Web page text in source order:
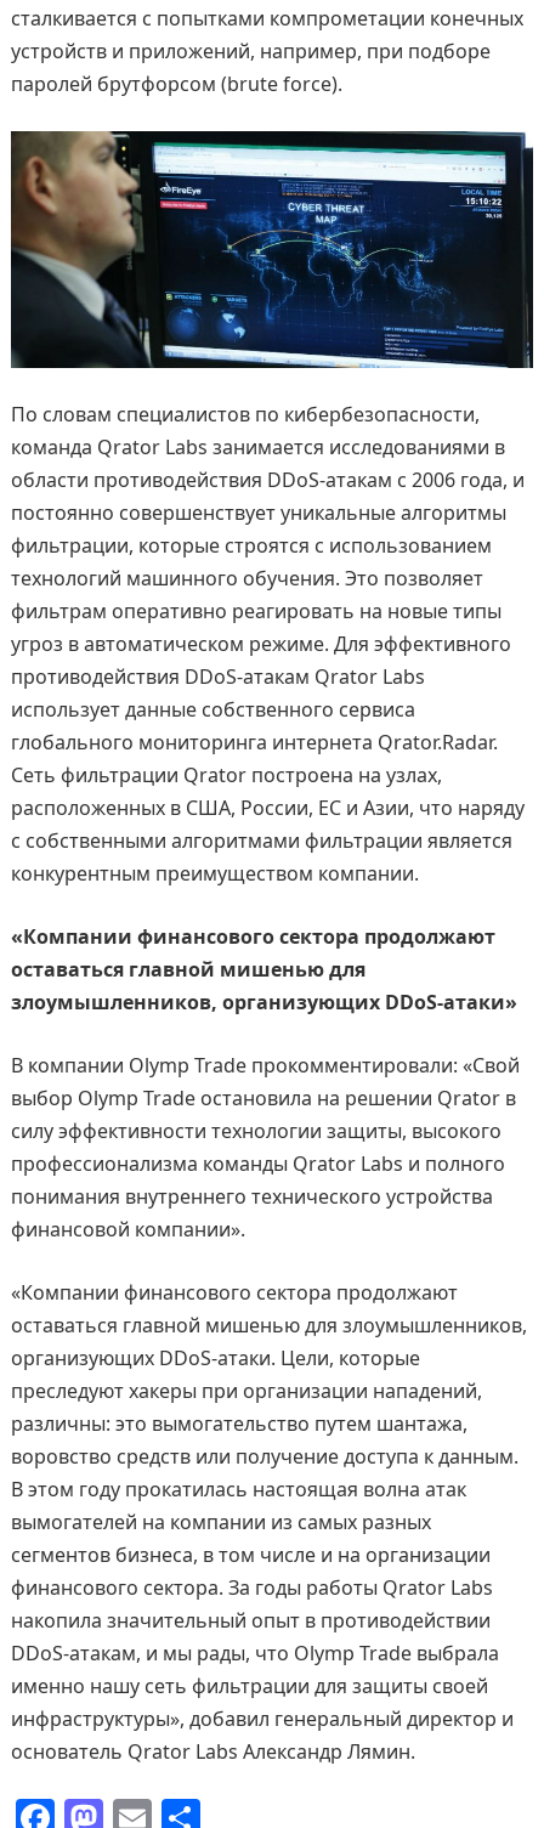
сталкивается с попытками компрометации конечных
устройств и приложений, например, при подборе
паролей брутфорсом (brute force).
По словам специалистов по кибербезопасности,
команда Qrator Labs занимается исследованиями в
области противодействия DDoS-атакам с 2006 года, и
постоянно совершенствует уникальные алгоритмы
фильтрации, которые строятся с использованием
технологий машинного обучения. Это позволяет
фильтрам оперативно реагировать на новые типы
угроз в автоматическом режиме. Для эффективного
противодействия DDoS-атакам Qrator Labs
использует данные собственного сервиса
глобального мониторинга интернета Qrator.Radar.
Сеть фильтрации Qrator построена на узлах,
расположенных в США, России, ЕС и Азии, что наряду
с собственными алгоритмами фильтрации является
конкурентным преимуществом компании.
«Компании финансового сектора продолжают
оставаться главной мишенью для
злоумышленников, организующих DDoS-атаки»
В компании Olymp Trade прокомментировали: «Свой
выбор Olymp Trade остановила на решении Qrator в
силу эффективности технологии защиты, высокого
профессионализма команды Qrator Labs и полного
понимания внутреннего технического устройства
финансовой компании».
«Компании финансового сектора продолжают
оставаться главной мишенью для злоумышленников,
организующих DDoS-атаки. Цели, которые
преследуют хакеры при организации нападений,
различны: это вымогательство путем шантажа,
воровство средств или получение доступа к данным.
В этом году прокатилась настоящая волна атак
вымогателей на компании из самых разных
сегментов бизнеса, в том числе и на организации
финансового сектора. За годы работы Qrator Labs
накопила значительный опыт в противодействии
DDoS-атакам, и мы рады, что Olymp Trade выбрала
именно нашу сеть фильтрации для защиты своей
инфраструктуры», добавил генеральный директор и
основатель Qrator Labs Александр Лямин.